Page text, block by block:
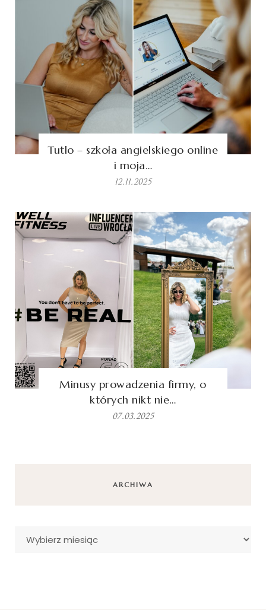
Tutlo – szkoła angielskiego online
i moja…
12.11.2025
Minusy prowadzenia firmy, o
których nikt nie…
07.03.2025
ARCHIWA